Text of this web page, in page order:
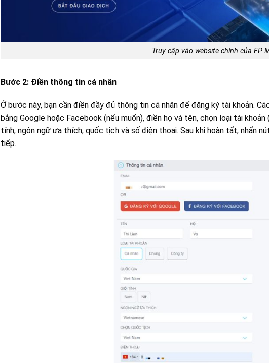
Truy cập vào website chính của FP
Bước 2: Điền thông tin cá nhân
Ở bước này, bạn cần điền đầy đủ thông tin cá nhân để đăng ký tài khoản.
bằng Google hoặc Facebook (nếu muốn), điền họ và tên, chọn loại tài
tính, ngôn ngữ ưa thích, quốc tịch và số điện thoại. Sau khi hoàn tất, nhấn
tiếp.